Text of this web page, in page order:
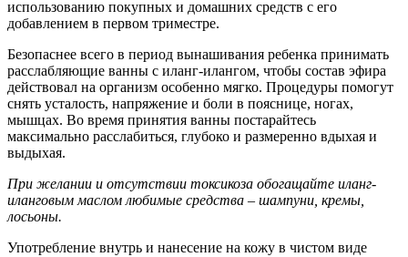
использованию покупных и домашних средств с его
добавлением в первом триместре.
Безопаснее всего в период вынашивания ребенка принимать
расслабляющие ванны с иланг-илангом, чтобы состав эфира
действовал на организм особенно мягко. Процедуры помогут
снять усталость, напряжение и боли в пояснице, ногах,
мышцах. Во время принятия ванны постарайтесь
максимально расслабиться, глубоко и размеренно вдыхая и
выдыхая.
При желании и отсутствии токсикоза обогащайте иланг-
иланговым маслом любимые средства – шампуни, кремы,
лосьоны.
Употребление внутрь и нанесение на кожу в чистом виде